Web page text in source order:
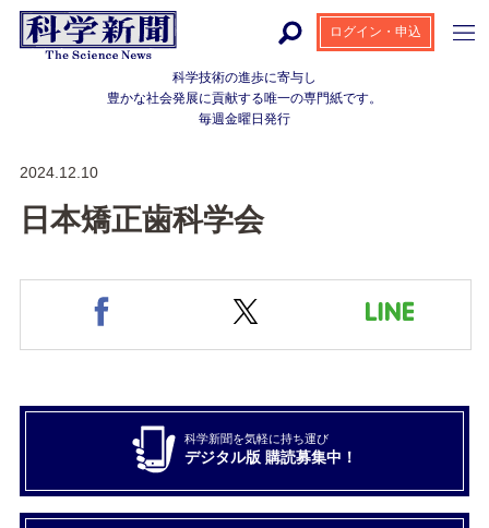
科学技術の進歩に寄与し
豊かな社会発展に貢献する唯一の専門紙です。
毎週金曜日発行
ログイン・申込
2024.12.10
日本矯正歯科学会
科学新聞を気軽に持ち運び
デジタル版 購読募集中！